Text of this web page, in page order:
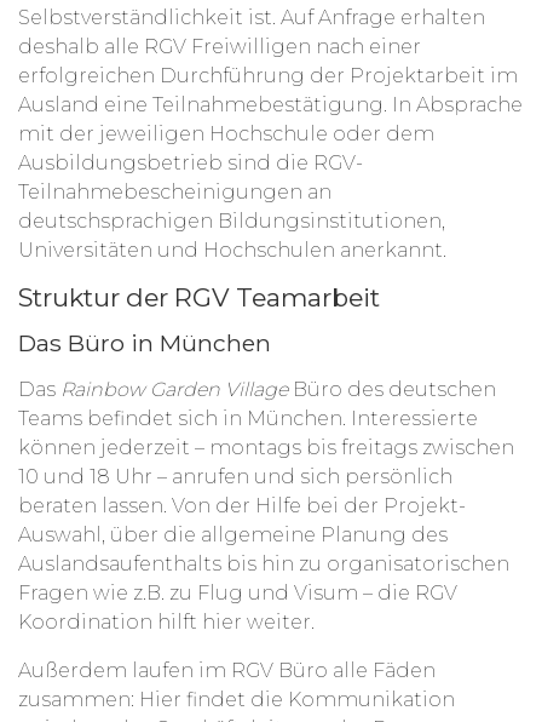
Selbstverständlichkeit ist. Auf Anfrage erhalten
deshalb alle RGV Freiwilligen nach einer
erfolgreichen Durchführung der Projektarbeit im
Ausland eine Teilnahmebestätigung. In Absprache
mit der jeweiligen Hochschule oder dem
Ausbildungsbetrieb sind die RGV-
Teilnahmebescheinigungen an
deutschsprachigen Bildungsinstitutionen,
Universitäten und Hochschulen anerkannt.
Struktur der RGV Teamarbeit
Das Büro in München
Das Rainbow Garden VillageBüro des deutschen
Teams befindet sich in München. Interessierte
können jederzeit – montags bis freitags zwischen
10 und 18 Uhr – anrufen und sich persönlich
beraten lassen. Von der Hilfe bei der Projekt-
Auswahl, über die allgemeine Planung des
Auslandsaufenthalts bis hin zu organisatorischen
Fragen wie z.B. zu Flug und Visum – die RGV
Koordination hilft hier weiter.
Außerdem laufen im RGV Büro alle Fäden
zusammen: Hier findet die Kommunikation